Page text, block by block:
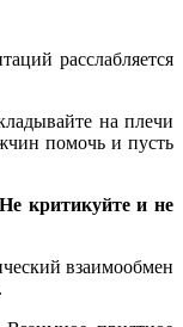
расслабляется
на плечи
помочь и пусть
Не критикуйте и не
взаимообмен